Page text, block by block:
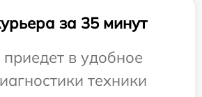
за 35 минут
в удобное
техники